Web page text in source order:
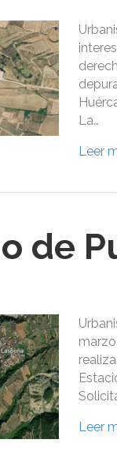
La…
Leer
de
Leer